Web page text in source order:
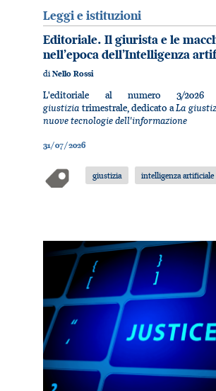
Leggi e istituzioni
Editoriale. Il giurista e le
nell’epoca dell’Intelligenza
diNello Rossi
L'editoriale al numero 3/
giustizia trimestrale, dedicato aLa
nuove tecnologie dell'informazione
31/07/2026
giustizia intelligenza artificiale